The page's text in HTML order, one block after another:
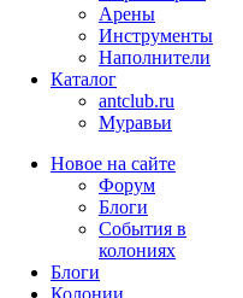
Арены
Инструменты
Наполнители
Каталог
antclub.ru
Муравьи
Новое на сайте
Форум
Блоги
События в
колониях
Блоги
Колонии